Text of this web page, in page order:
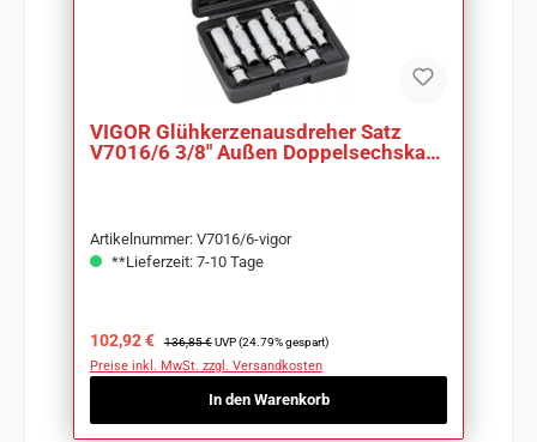
VIGOR Glühkerzenausdreher Satz
V7016/6 3/8" Außen Doppelsechskant
Artikelnummer: V7016/6-vigor
**Lieferzeit: 7-10 Tage
Verkaufspreis:
102,92 € Regulärer Preis:
136,85 € UVP (24.79% gespart)
Preise inkl. MwSt. zzgl. Versandkosten
In den Warenkorb